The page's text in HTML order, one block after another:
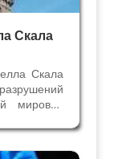
Скала
Скала
мировой
церкви с